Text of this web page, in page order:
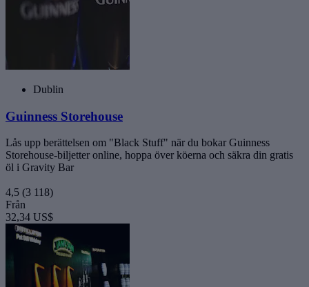
Dublin
Guinness Storehouse
Lås upp berättelsen om "Black Stuff" när du bokar Guinness
Storehouse-biljetter online, hoppa över köerna och säkra din gratis
öl i Gravity Bar
4,5 (3 118)
Från
32,34 US$